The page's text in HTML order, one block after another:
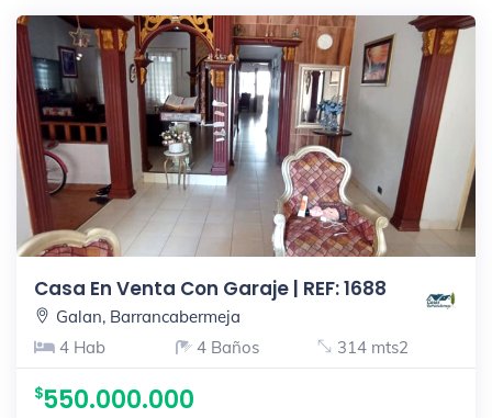
Casa En Venta Con Garaje | REF: 1688
Galan, Barrancabermeja
4 Hab
4 Baños 314 mts2
550.000.000